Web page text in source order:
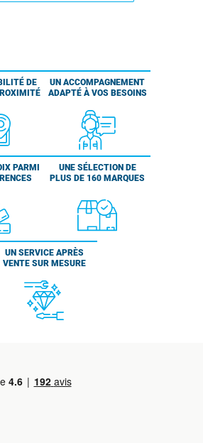
DE
UN ACCOMPAGNEMENT
ADAPTÉ À VOS BESOINS
PARMI
UNE SÉLECTION DE
PLUS DE 160 MARQUES
UN SERVICE APRÈS
VENTE SUR MESURE